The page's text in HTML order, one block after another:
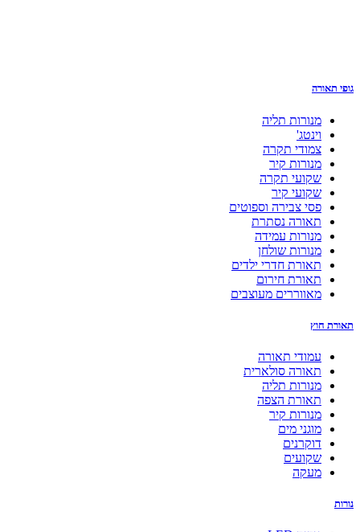
גופי תאורה
מנורות תליה
וינטג'
צמודי תקרה
מנורות קיר
שקועי תקרה
שקועי קיר
פסי צבירה וספוטים
תאורה נסתרת
מנורות עמידה
מנורות שולחן
תאורת חדרי ילדים
תאורת חירום
מאווררים מעוצבים
תאורת חוץ
עמודי תאורה
תאורה סולארית
מנורות תליה
תאורת הצפה
מנורות קיר
מוגני מים
דוקרנים
שקועים
מעקה
נורות